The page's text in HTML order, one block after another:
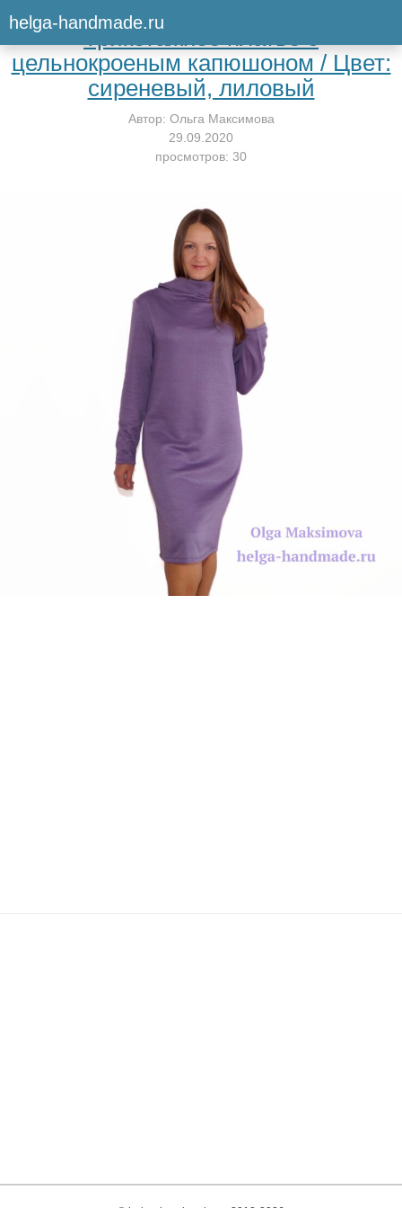
helga-handmade.ruВернуться к мастер-классу
Трикотажное платье с
цельнокроеным капюшоном / Цвет:
сиреневый, лиловый
Автор: Ольга Максимова
29.09.2020
просмотров: 30